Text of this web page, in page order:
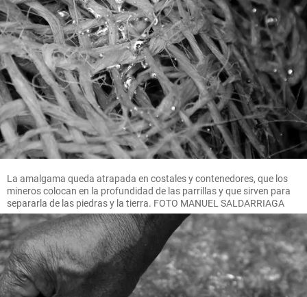
La amalgama queda atrapada en costales y contenedores, que los
mineros colocan en la profundidad de las parrillas y que sirven para
separarla de las piedras y la tierra. FOTO MANUEL SALDARRIAGA